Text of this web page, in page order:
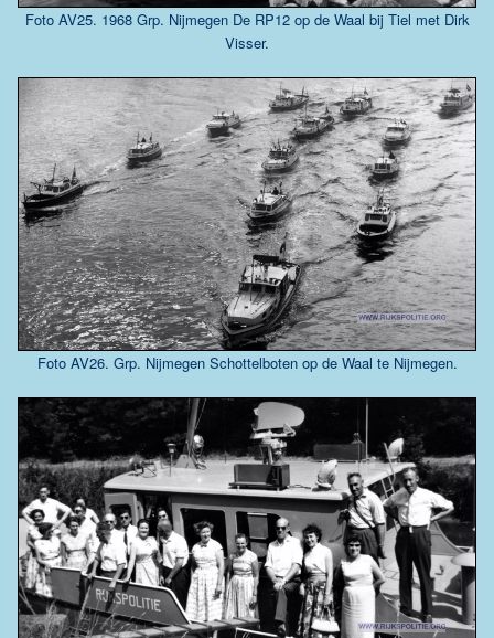
Foto AV25. 1968 Grp. Nijmegen De RP12 op de Waal bij Tiel met Dirk
Visser.
Foto AV26. Grp. Nijmegen Schottelboten op de Waal te Nijmegen.